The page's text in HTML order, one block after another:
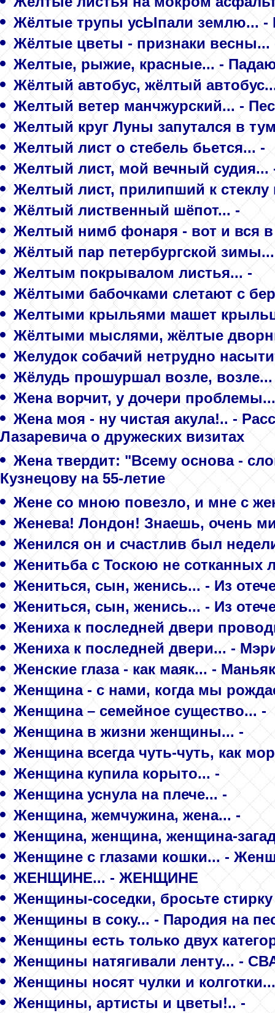
Жёлтые трупы усЫпали землю...
Жёлтые цветы - признаки
Желтые, рыжие, красные... -
Жёлтый автобус, жёлтый
Желтый ветер манчжурский... -
Желтый круг Луны запутался в
Желтый лист о стебель бьется... -
Желтый лист, мой вечный судия...
Желтый лист, прилипший к стеклу
Жёлтый лиственный шёпот... -
Желтый нимб фонаря - вот и вся в
Жёлтый пар петербургской зимы...
Желтым покрывалом листья... -
Жёлтыми бабочками слетают с
Желтыми крыльями машет
Жёлтыми мыслями, жёлтые
Желудок собачий нетрудно
Жёлудь прошуршал возле,
Жена ворчит, у дочери
Жена моя - ну чистая акула!.. -
Лазаревича о дружеских визитах
Жена твердит: "Всему основа -
Кузнецову на 55-летие
Жене со мною повезло, и мне с
Женева! Лондон! Знаешь, очень
Женился он и счастлив был
Женитьба с Тоскою не сотканных
Жениться, сын, женись... - Из
Жениться, сын, женись... - Из
Жениха к последней двери
Жениха к последней двери... -
Женские глаза - как маяк... - Маньяк
Женщина - с нами, когда мы
Женщина – семейное существо... -
Женщина в жизни женщины... -
Женщина всегда чуть-чуть, как
Женщина купила корыто... -
Женщина уснула на плече... -
Женщина, жемчужина, жена... -
Женщина, женщина, женщина-
Женщине с глазами кошки... -
ЖЕНЩИНЕ... - ЖЕНЩИНЕ
Женщины-соседки, бросьте
Женщины в соку... - Пародия на
Женщины есть только двух
Женщины натягивали ленту... -
Женщины носят чулки и
Женщины, артисты и цветы!.. -